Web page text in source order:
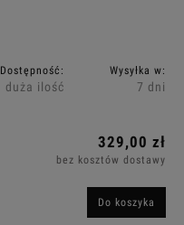
Dostępność:
duża ilość
Wysyłka w:
7 dni
329,00 zł
bez kosztów dostawy
Do koszyka